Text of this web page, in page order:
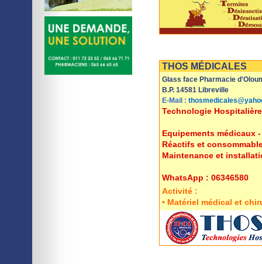
THOS MÉDICALES
Glass face Pharmacie
B.P. 14581 Libreville
E-Mail :
Technologie
Equipements médicaux
Réactifs et
Maintenance et
WhatsApp : 06346580
Activité :
• Matériel médical et